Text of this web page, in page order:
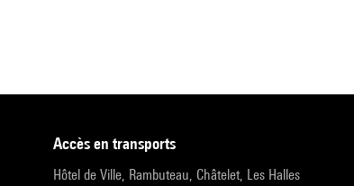
accès en transports
Hôtel de Ville, Rambuteau, Châtelet, Les Halles